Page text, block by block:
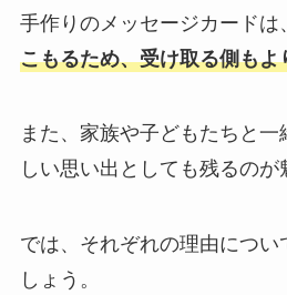
手作りのメッセージカードは、
こもるため、受け取る側もよ
また、家族や子どもたちと
しい思い出としても残るのが
では、それぞれの理由につい
しょう。